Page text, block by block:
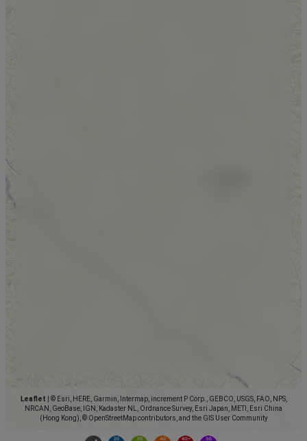
Leaflet
© Esri, HERE, Garmin, Intermap, increment P Corp., GEBCO, USGS, FAO, NPS,
NRCAN, GeoBase, IGN, Kadaster NL, Ordnance Survey, Esri Japan, METI, Esri China
(Hong Kong), © OpenStreetMap contributors, and the GIS User Community